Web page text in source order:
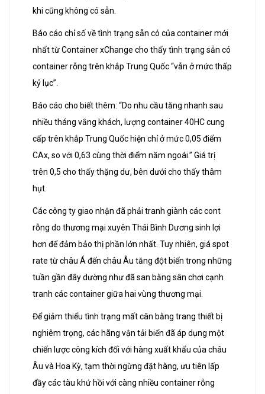
khi cũng không có sẵn.
Báo cáo chỉ số về tình trạng sẵn có của container mới
nhất từ Container xChange cho thấy tình trạng sẵn có
container rỗng trên khắp Trung Quốc “vẫn ở mức thấp
kỷ lục”.
Báo cáo cho biết thêm: “Do nhu cầu tăng nhanh sau
nhiều tháng vắng khách, lượng container 40HC cung
cấp trên khắp Trung Quốc hiện chỉ ở mức 0,05 điểm
CAx, so với 0,63 cùng thời điểm năm ngoái.” Giá trị
trên 0,5 cho thấy thặng dư, bên dưới cho thấy thâm
hụt.
Các công ty giao nhận đã phải tranh giành các cont
rỗng do thương mại xuyên Thái Bình Dương sinh lợi
hơn để đảm bảo thị phần lớn nhất. Tuy nhiên, giá spot
rate từ châu Á đến châu Âu tăng đột biến trong những
tuần gần đây dường như đã san bằng sân chơi cạnh
tranh các container giữa hai vùng thương mại.
Để giảm thiểu tình trạng mất cân bằng trang thiết bị
nghiêm trọng, các hãng vận tải biển đã áp dụng một
chiến lược công kích đối với hàng xuất khẩu của châu
Âu và Hoa Kỳ, tạm thời ngừng đặt hàng, ưu tiên lấp
đầy các tàu khứ hồi với càng nhiều container rỗng